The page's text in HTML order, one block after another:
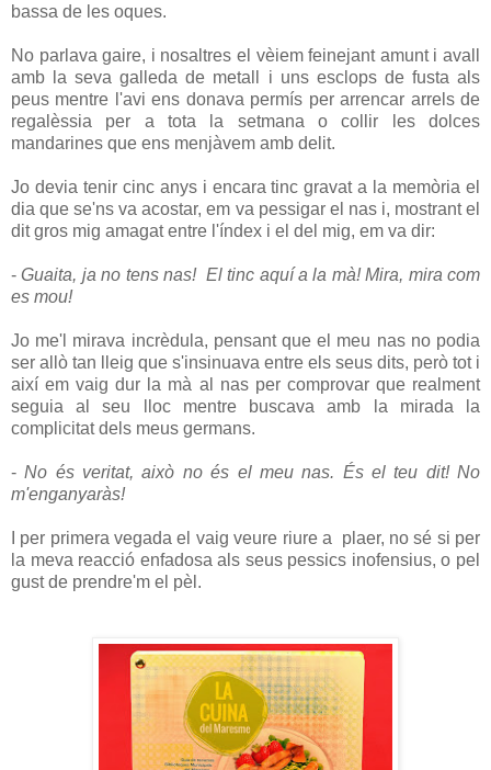
bassa de les oques.
No parlava gaire, i nosaltres el vèiem feinejant amunt i avall
amb la seva galleda de metall i uns esclops de fusta als
peus mentre l'avi ens donava permís per arrencar arrels de
regalèssia per a tota la setmana o collir les dolces
mandarines que ens menjàvem amb delit.
Jo devia tenir cinc anys i encara tinc gravat a la memòria el
dia que se'ns va acostar, em va pessigar el nas i, mostrant el
dit gros mig amagat entre l'índex i el del mig, em va dir:
-Guaita, ja no tens nas! El tinc aquí a la mà! Mira, mira com
es mou!
Jo me'l mirava incrèdula, pensant que el meu nas no podia
ser allò tan lleig que s'insinuava entre els seus dits, però tot i
així em vaig dur la mà al nas per comprovar que realment
seguia al seu lloc mentre buscava amb la mirada la
complicitat dels meus germans.
-No és veritat, això no és el meu nas. És el teu dit! No
m'enganyaràs!
I per primera vegada el vaig veure riure a plaer, no sé si per
la meva reacció enfadosa als seus pessics inofensius, o pel
gust de prendre'm el pèl.